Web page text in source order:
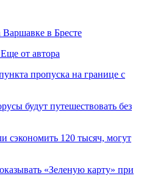
в Бресте
Еще от автора
пропуска на границе с
будут путешествовать без
сэкономить 120 тысяч, могут
«Зеленую карту» при